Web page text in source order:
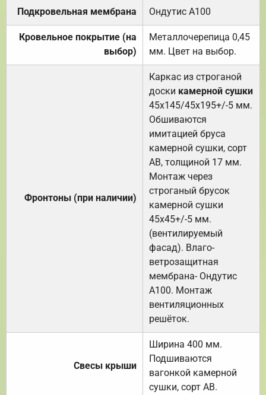
Подкровельная мембрана Ондутис А100
Кровельное покрытие (на
выбор)
Металлочерепица 0,45
мм. Цвет на выбор.
Фронтоны (при наличии)
Каркас из строганой
доски камерной сушки
45х145/45х195+/-5 мм.
Обшиваются
имитацией бруса
камерной сушки, сорт
АВ, толщиной 17 мм.
Монтаж через
строганый брусок
камерной сушки
45х45+/-5 мм.
(вентилируемый
фасад). Влаго-
ветрозащитная
мембрана- Ондутис
А100. Монтаж
вентиляционных
решёток.
Свесы крыши
Ширина 400 мм.
Подшиваются
вагонкой камерной
сушки, сорт АВ.